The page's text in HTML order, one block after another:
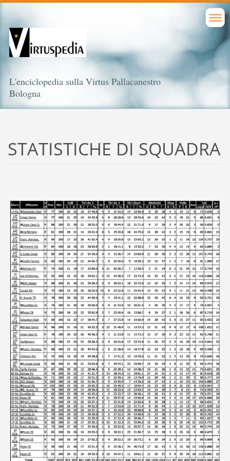
L'enciclopedia sulla Virtus Pallacanestro
Bologna
STATISTICHE DI SQUADRA